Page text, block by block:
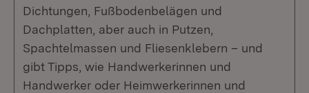
Dichtungen, Fußbodenbelägen und
Dachplatten, aber auch in Putzen,
Spachtelmassen und Fliesenklebern – und
gibt Tipps, wie Handwerkerinnen und
Handwerker oder Heimwerkerinnen und